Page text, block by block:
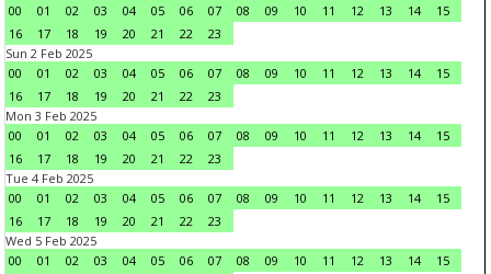
00
01 02 03 04 05 06 07 08 09 10 11 12 13 14
15
16
17 18 19 20 21 22
23
Sun 2 Feb 2025
00
01 02 03 04 05 06 07 08 09 10 11 12 13 14
15
16
17 18 19 20 21 22
23
Mon 3 Feb 2025
00
01 02 03 04 05 06 07 08 09 10 11 12 13 14
15
16
17 18 19 20 21 22
23
Tue 4 Feb 2025
00
01 02 03 04 05 06 07 08 09 10 11 12 13 14
15
16
17 18 19 20 21 22
23
Wed 5 Feb 2025
00
01 02 03 04 05 06 07 08 09 10 11 12 13 14
15